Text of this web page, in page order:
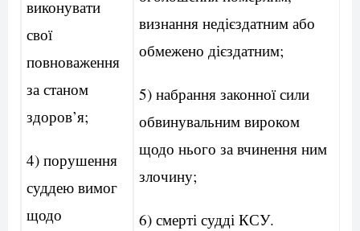
виконувати
свої
повноваження
за станом
здоров’я;
4) порушення
суддею вимог
щодо
визнання недієздатним або
обмежено дієздатним;
5) набрання законної сили
обвинувальним вироком
щодо нього за вчинення ним
злочину;
6) смерті судді КСУ.